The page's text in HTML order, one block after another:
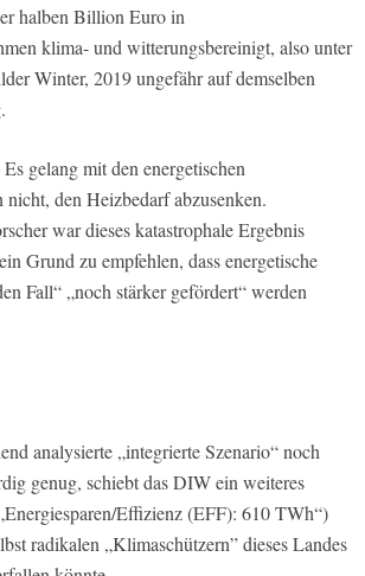
halben Billion Euro in
klima- und witterungsbereinigt, also unter
Winter, 2019 ungefähr auf demselben
gelang mit den energetischen
nicht, den Heizbedarf abzusenken.
war dieses katastrophale Ergebnis
Grund zu empfehlen, dass energetische
Fall“ „noch stärker gefördert“ werden
analysierte „integrierte Szenario“ noch
genug, schiebt das DIW ein weiteres
Effizienz (EFF): 610 TWh“)
radikalen „Klimaschützern” dieses Landes